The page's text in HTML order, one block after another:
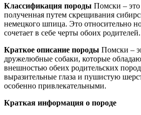
Классификация породы Помски – это
полученная путем скрещивания
немецкого шпица. Это относительно
сочетает в себе черты обоих родителей.
Краткое описание породы Помски –
дружелюбные собаки, которые
внешностью обеих родительских
выразительные глаза и пушистую
особенно привлекательными.
Краткая информация о породе